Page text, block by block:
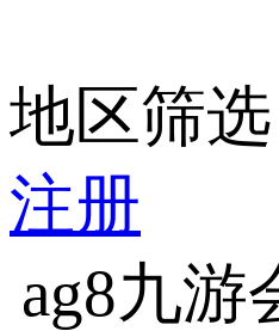
地区筛选
注册
ag8九游